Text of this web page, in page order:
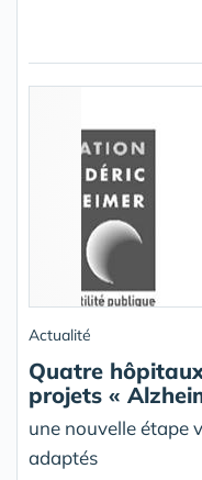
Actualité
Quatre
projets «
une nouvelle étape
adaptés